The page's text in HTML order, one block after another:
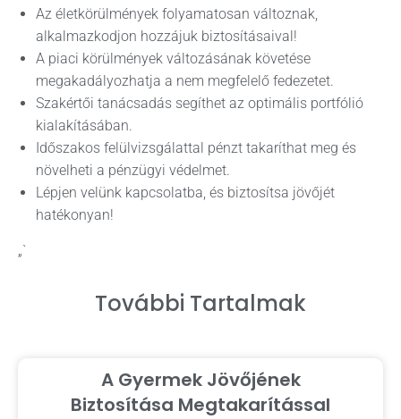
Az életkörülmények folyamatosan változnak,
alkalmazkodjon hozzájuk biztosításaival!
A piaci körülmények változásának követése
megakadályozhatja a nem megfelelő fedezetet.
Szakértői tanácsadás segíthet az optimális portfólió
kialakításában.
Időszakos felülvizsgálattal pénzt takaríthat meg és
növelheti a pénzügyi védelmet.
Lépjen velünk kapcsolatba, és biztosítsa jövőjét
hatékonyan!
„`
További Tartalmak
A Gyermek Jövőjének
Biztosítása Megtakarítással